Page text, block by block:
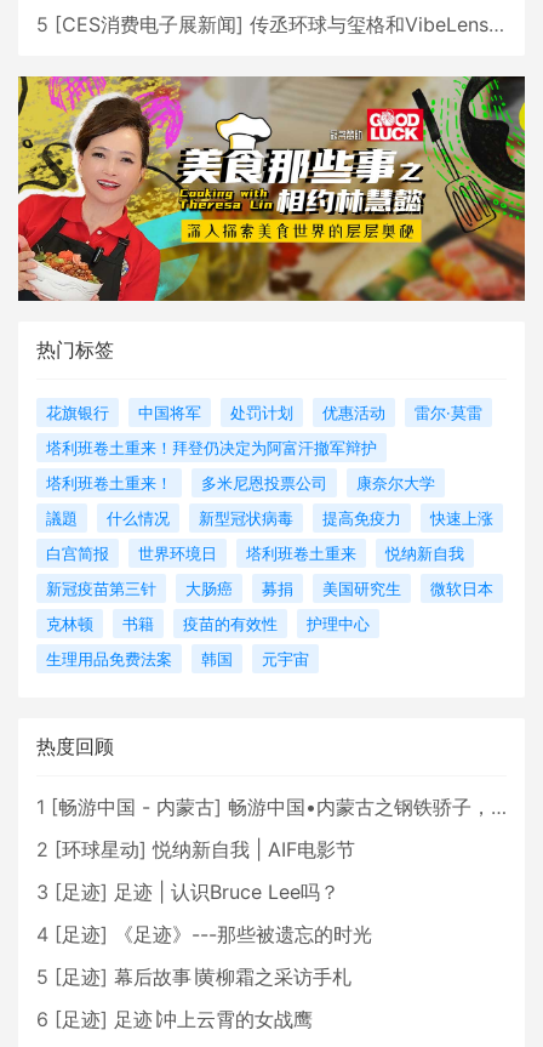
5 [CES消费电子展新闻] 传丞环球与玺格和VibeLens共同推出全新耳机
热门标签
花旗银行 中国将军 处罚计划 优惠活动
雷尔·莫雷
塔利班卷土重来！拜登仍决定为阿富汗撤军辩护
塔利班卷土重来！
多米尼恩投票公司
康奈尔大学
議題
什么情况 新型冠状病毒 提高免疫力
快速上涨
白宫简报
世界环境日 塔利班卷土重来
悦纳新自我
新冠疫苗第三针
大肠癌 募捐 美国研究生
微软日本
克林顿
书籍 疫苗的有效性
护理中心
生理用品免费法案
韩国 元宇宙
热度回顾
1 [畅游中国 - 内蒙古] 畅游中国•内蒙古之钢铁骄子，魅力包头
2 [环球星动] 悦纳新自我 | AIF电影节
3 [足迹] 足迹 | 认识Bruce Lee吗？
4 [足迹]
《足迹》---那些被遗忘的时光
5 [足迹] 幕后故事∣黄柳霜之采访手札
6 [足迹] 足迹∣冲上云霄的女战鹰